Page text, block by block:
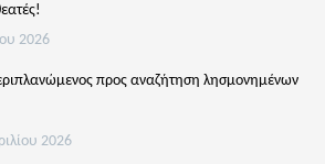
2026
προς αναζήτηση λησμονημένων
2026